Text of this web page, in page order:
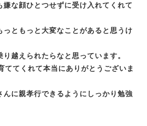
嫌な顔ひとつせずに受け入れてくれて
ともっと大変なことがあると思うけ
越えられたらなと思っています。
てくれて本当にありがとうございま
に親孝行できるようにしっかり勉強